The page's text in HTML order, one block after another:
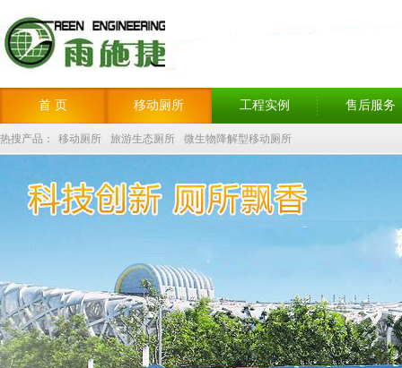
首 页 移动厕所 工程实例 售后服务
热搜产品： 移动厕所 旅游生态厕所 微生物降解型移动厕所